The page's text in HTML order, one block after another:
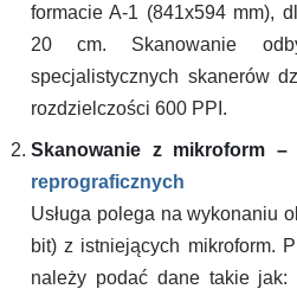
formacie A-1 (841x594 mm),
20 cm. Skanowanie
specjalistycznych skanerów
rozdzielczości 600 PPI.
Skanowanie z mikroform
reprograficznych
Usługa polega na wykonaniu
bit) z istniejących mikroform.
należy podać dane takie jak: